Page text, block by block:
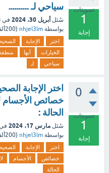
تصويتات
1
إجابة
سياحي لـ ..........
سُئل أبريل 30، 2024 في
بواسطة nhjel3lm
(200ألف
اختر الإجابة
الخيارات
أبها
سياحي
لـ
0
تصويتات
1
إجابة
اختر الإجابة
خصائص الأجسام
الحالة :
سُئل مارس 17، 2024
بواسطة nhjel3lm
(200ألف
اختر الإجابة
خصائص
الأجسام
الحالة